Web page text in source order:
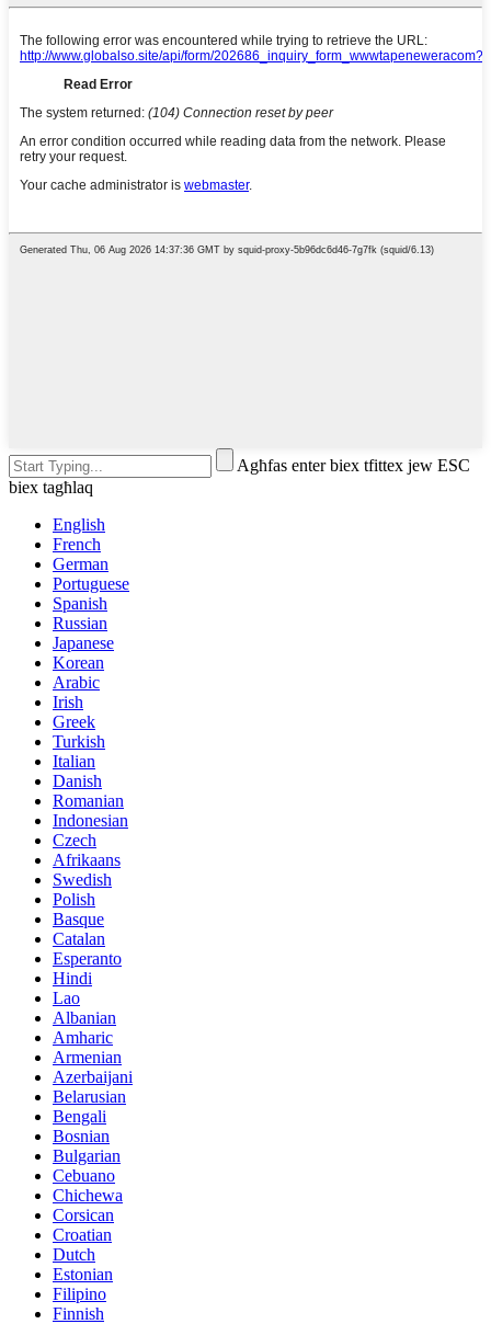
Agħfas enter biex tfittex jew ESC
biex tagħlaq
English
French
German
Portuguese
Spanish
Russian
Japanese
Korean
Arabic
Irish
Greek
Turkish
Italian
Danish
Romanian
Indonesian
Czech
Afrikaans
Swedish
Polish
Basque
Catalan
Esperanto
Hindi
Lao
Albanian
Amharic
Armenian
Azerbaijani
Belarusian
Bengali
Bosnian
Bulgarian
Cebuano
Chichewa
Corsican
Croatian
Dutch
Estonian
Filipino
Finnish